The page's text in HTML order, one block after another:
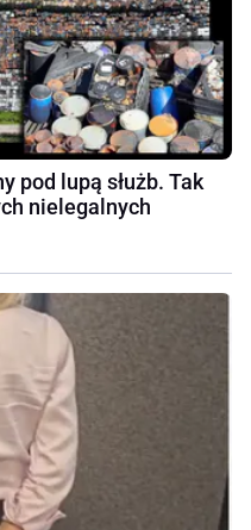
pod lupą służb. Tak
nielegalnych